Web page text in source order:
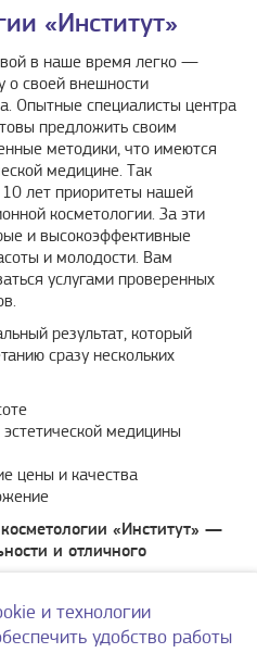
«Институт»
в наше время легко —
о своей внешности
Опытные специалисты центра
предложить своим
методики, что имеются
медицине. Так
лет приоритеты нашей
косметологии. За эти
и высокоэффективные
и молодости. Вам
услугами проверенных
результат, который
сразу нескольких
медицины
цены и качества
«Институт» —
и отличного
и технологии
удобство работы
57
данных